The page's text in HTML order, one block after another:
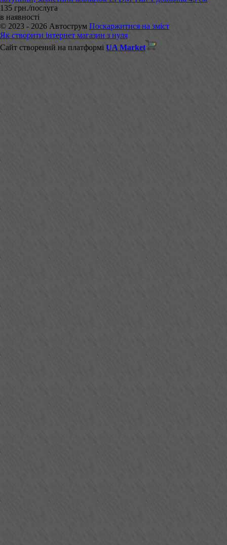
135 грн./послуга
в наявності
© 2023 - 2026 Автострум Поскаржитися на зміст
Як створити інтернет магазин з нуля
Сайт створений на платформі UA Market